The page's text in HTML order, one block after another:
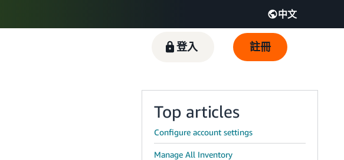
中文
Español - ES
登入 註冊
Top articles
Configure account settings
Manage All Inventory